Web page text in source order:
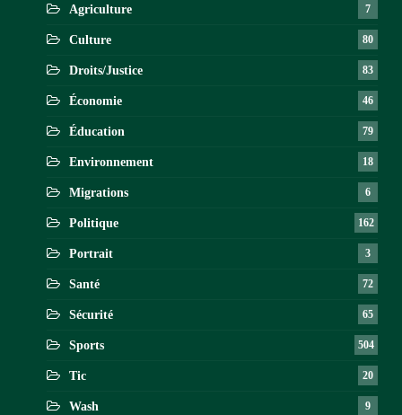
Agriculture 7
Culture 80
Droits/Justice 83
Économie 46
Éducation 79
Environnement 18
Migrations 6
Politique 162
Portrait 3
Santé 72
Sécurité 65
Sports 504
Tic 20
Wash 9